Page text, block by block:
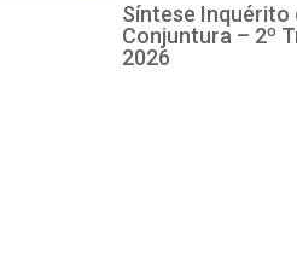
Síntese Inquérito
Conjuntura – 2º
2026